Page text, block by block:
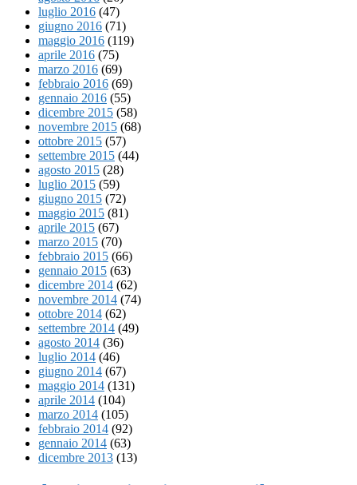
luglio 2016 (47)
giugno 2016 (71)
maggio 2016 (119)
aprile 2016 (75)
marzo 2016 (69)
febbraio 2016 (69)
gennaio 2016 (55)
dicembre 2015 (58)
novembre 2015 (68)
ottobre 2015 (57)
settembre 2015 (44)
agosto 2015 (28)
luglio 2015 (59)
giugno 2015 (72)
maggio 2015 (81)
aprile 2015 (67)
marzo 2015 (70)
febbraio 2015 (66)
gennaio 2015 (63)
dicembre 2014 (62)
novembre 2014 (74)
ottobre 2014 (62)
settembre 2014 (49)
agosto 2014 (36)
luglio 2014 (46)
giugno 2014 (67)
maggio 2014 (131)
aprile 2014 (104)
marzo 2014 (105)
febbraio 2014 (92)
gennaio 2014 (63)
dicembre 2013 (13)